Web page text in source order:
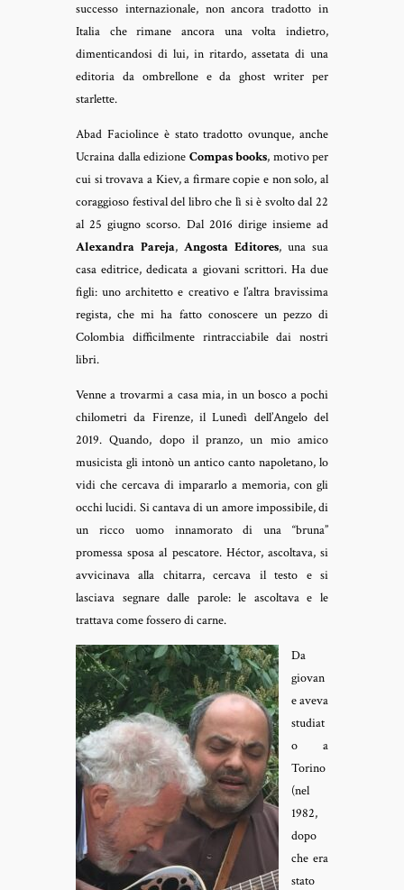
successo internazionale, non ancora tradotto in
Italia che rimane ancora una volta indietro,
dimenticandosi di lui, in ritardo, assetata di una
editoria da ombrellone e da ghost writer per
starlette.
Abad Faciolince è stato tradotto ovunque, anche
Ucraina dalla edizione Compas books, motivo per
cui si trovava a Kiev, a firmare copie e non solo, al
coraggioso festival del libro che lì si è svolto dal 22
al 25 giugno scorso. Dal 2016 dirige insieme ad
Alexandra Pareja, Angosta Editores, una sua
casa editrice, dedicata a giovani scrittori. Ha due
figli: uno architetto e creativo e l’altra bravissima
regista, che mi ha fatto conoscere un pezzo di
Colombia difficilmente rintracciabile dai nostri
libri.
Venne a trovarmi a casa mia, in un bosco a pochi
chilometri da Firenze, il Lunedì dell’Angelo del
2019. Quando, dopo il pranzo, un mio amico
musicista gli intonò un antico canto napoletano, lo
vidi che cercava di impararlo a memoria, con gli
occhi lucidi. Si cantava di un amore impossibile, di
un ricco uomo innamorato di una “bruna”
promessa sposa al pescatore. Héctor, ascoltava, si
avvicinava alla chitarra, cercava il testo e si
lasciava segnare dalle parole: le ascoltava e le
trattava come fossero di carne.
Da
giovan
e aveva
studiat
o a
Torino
(nel
1982,
dopo
che era
stato